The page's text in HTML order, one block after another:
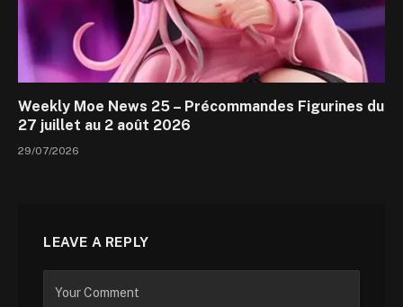
Weekly Moe News 25 – Précommandes Figurines du
27 juillet au 2 août 2026
29/07/2026
LEAVE A REPLY